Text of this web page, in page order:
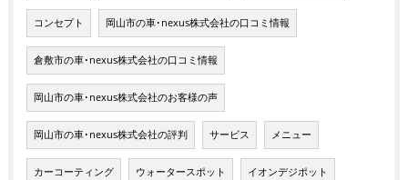
コンセプト 岡山市の車･nexus株式会社の口コミ情報
倉敷市の車･nexus株式会社の口コミ情報
岡山市の車･nexus株式会社のお客様の声
岡山市の車･nexus株式会社の評判 サービス メニュー
カーコーティング ウォータースポット イオンデジポット